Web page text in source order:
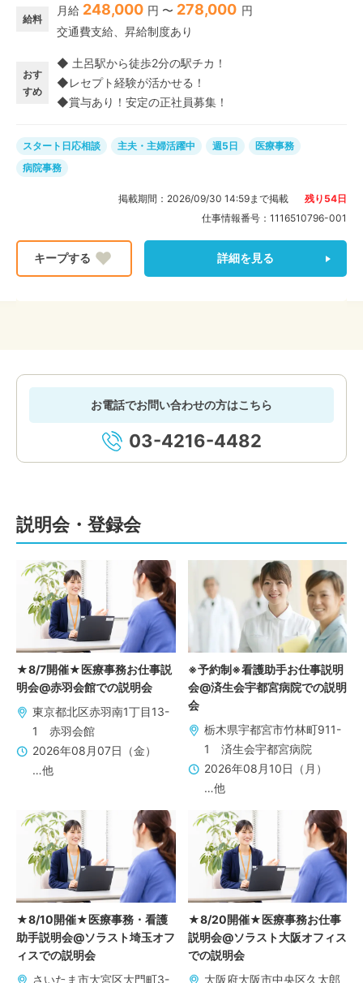
業者等との電話対応・調整)、書類作成業務(パソコンを
使用したデータ入力、各種書類作成)、患者様やご家族様
療科目の外来レセプト経験が1年以上ある方の募集です。
新しい職場で、これまでのスキルを活かして活躍してみ
ませんか?
給料
月給 248,000 円 〜 278,000 円
交通費支給、昇給制度あり
おす
すめ
◆ 土呂駅から徒歩2分の駅チカ！
◆レセプト経験が活かせる！
◆賞与あり！安定の正社員募集！
スタート日応相談 主夫・主婦活躍中 週5日
医療事務
病院事務
掲載期間： 2026/09/30 14:59まで掲載 残り 54日
仕事情報番号： 1116510796-001
詳細を見る
お電話でお問い合わせの方はこちら
03-4216-4482
説明会・登録会
★8/7開催★医療事務お仕事説
明会@赤羽会館での説明会
東京都北区赤羽南1丁目13-
1 赤羽会館
2026年08月07日（金）
…他
※予約制※看護助手お仕事説明
会@済生会宇都宮病院での説明
会
栃木県宇都宮市竹林町911-
1 済生会宇都宮病院
2026年08月10日（月）
…他
★8/10開催★医療事務・看護
助手説明会@ソラスト埼玉オフ
ィスでの説明会
さいたま市大宮区大門町3-
★8/20開催★医療事務お仕事
説明会@ソラスト大阪オフィス
での説明会
大阪府大阪市中央区久太郎